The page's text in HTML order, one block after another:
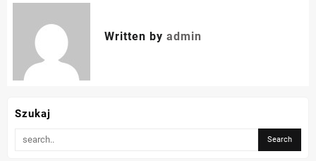
Written by admin
Szukaj